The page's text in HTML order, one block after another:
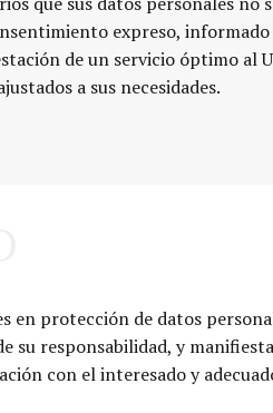
expreso,
de un servicio óptimo al
a sus necesidades.
protección de datos
su responsabilidad, y
con el interesado y